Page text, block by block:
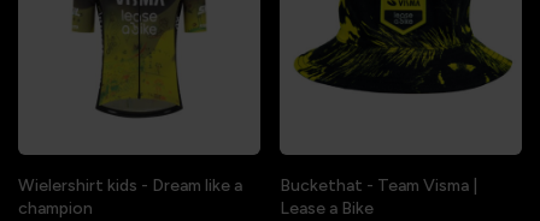
Wielershirt kids - Dream like a
champion
Buckethat - Team Visma |
Lease a Bike